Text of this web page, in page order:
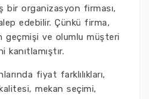
bir organizasyon firması,
edebilir. Çünkü firma,
geçmişi ve olumlu müşteri
kanıtlamıştır.
fiyat farklılıkları,
mekan seçimi,